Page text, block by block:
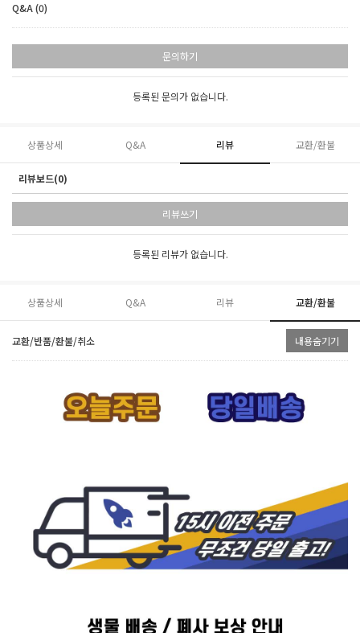
Q&A (0)
문의하기
등록된 문의가 없습니다.
상품상세 Q&A 리뷰 교환/환불
리뷰보드(0)
리뷰쓰기
등록된 리뷰가 없습니다.
상품상세 Q&A 리뷰 교환/환불
교환/반품/환불/취소 내용숨기기